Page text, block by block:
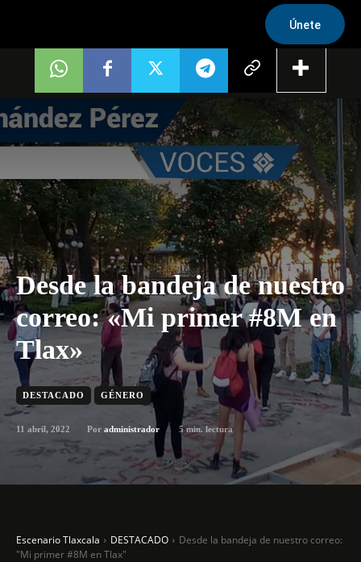
Únete
Desde la bandeja de nuestro
correo: «Mi primer #8M en
Tlax»
DESTACADO GÉNERO
11 abril, 2022 Por administrador 5min. lectura
Escenario Tlaxcala DESTACADO
Desde la bandeja de nuestro correo:
"Mi primer #8M en Tlax"